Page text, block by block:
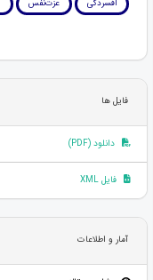
افسردگی
عزت‌نفس
فایل ها
دانلود (PDF)
فایل XML
آمار و اطلاعات